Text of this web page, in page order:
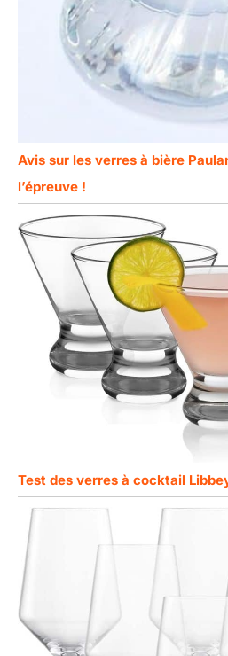
Avis sur les verres à bière
l’épreuve !
Test des verres à cocktail